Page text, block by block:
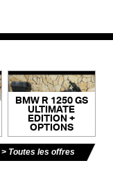
BMW R 1250 GS
ULTIMATE
EDITION +
OPTIONS
Toutes les offres